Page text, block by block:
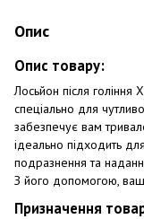
Опис
Опис товару:
Лосьйон після
спеціально для
забезпечує вам
ідеально підходить
подразнення та
З його допомогою,
Призначення